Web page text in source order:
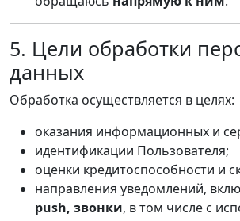
5. Цели обработки
данных
Обработка осуществляется в целях:
оказания информационных и
идентификации Пользователя;
оценки кредитоспособности и
направления уведомлений,
push, звонки, в том числе с